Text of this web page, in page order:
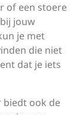
of een stoere
jouw
je met
die niet
dat je iets
biedt ook de